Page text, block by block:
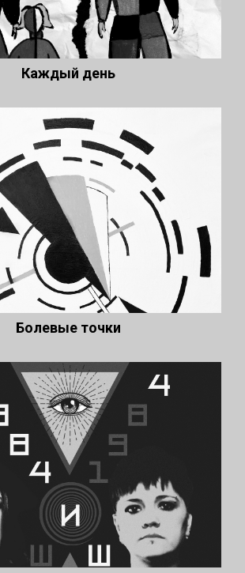
Каждый день
Болевые точки